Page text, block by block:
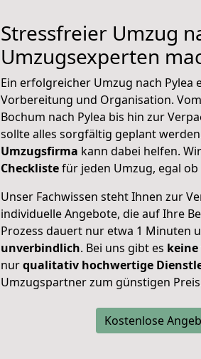
Stressfreier Umzug
Umzugsexperten
Ein erfolgreicher Umzug nach
Vorbereitung und Organisation.
Bochum nach Pylea bis hin zur
sollte alles sorgfältig geplant
Umzugsfirma kann dabei helfen.
Checklistefür jeden Umzug, egal
Unser Fachwissen steht Ihnen zur
individuelle Angebote, die auf Ihre
Prozess dauert nur etwa 1 Minuten
unverbindlich. Bei uns gibt es
nurqualitativ hochwertige
Umzugspartner zum günstigen
Kostenlose